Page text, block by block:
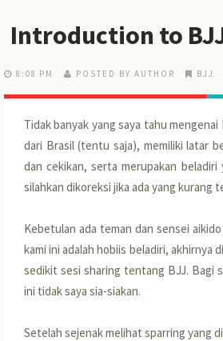
Introduction to
8:08 PM POSTED BY AUTHOR BJJ
Tidak banyak yang saya tahu
dari Brasil (tentu saja), memiliki latar
dan cekikan, serta merupakan
silahkan dikoreksi jika ada yang kurang
Kebetulan ada teman dan sensei
kami ini adalah hobiis beladiri, akhirnya
sedikit sesi sharing tentang BJJ. Bagi
ini tidak saya sia-siakan.
Setelah sejenak melihat sparring yang